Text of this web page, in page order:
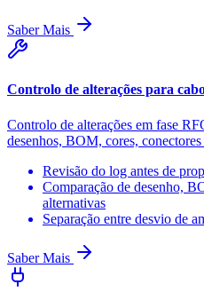
Saber Mais
Controlo de alterações para
Controlo de alterações em fase
desenhos, BOM, cores,
Revisão do log antes de
Comparação de desenho,
alternativas
Separação entre desvio de
Saber Mais